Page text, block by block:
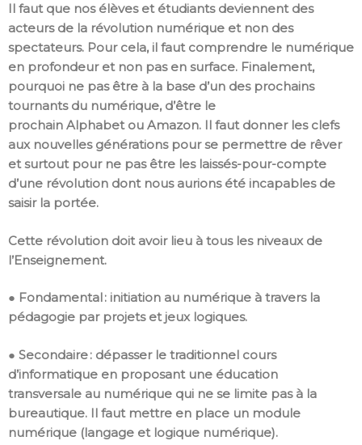
Il faut que nos élèves et étudiants deviennent des
acteurs de la révolution numérique et non des
spectateurs. Pour cela, il faut comprendre le numérique
en profondeur et non pas en surface. Finalement,
pourquoi ne pas être à la base d’un des prochains
tournants du numérique, d’être le
prochain Alphabet ou Amazon. Il faut donner les clefs
aux nouvelles générations pour se permettre de rêver
et surtout pour ne pas être les laissés-pour-compte
d’une révolution dont nous aurions été incapables de
saisir la portée.
Cette révolution doit avoir lieu à tous les niveaux de
l’Enseignement.
● Fondamental: initiation au numérique à travers la
pédagogie par projets et jeux logiques.
● Secondaire : dépasser le traditionnel cours
d’informatique en proposant une éducation
transversale au numérique qui ne se limite pas à la
bureautique. Il faut mettre en place un module
numérique (langage et logique numérique).